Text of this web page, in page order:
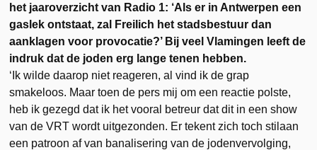
het jaaroverzicht van Radio 1: ‘Als er in Antwerpen een
gaslek ontstaat, zal
Freilich het stadsbestuur dan
aanklagen voor provocatie?’ Bij veel Vlamingen leeft de
indruk dat de joden erg lange tenen hebben.
‘Ik wilde daarop niet reageren, al vind ik de grap
smakeloos. Maar toen de pers mij om een reactie polste,
heb ik gezegd dat ik het vooral betreur dat dit in een show
van de VRT wordt uitgezonden. Er tekent zich toch stilaan
een patroon af van banalisering van de jodenvervolging,